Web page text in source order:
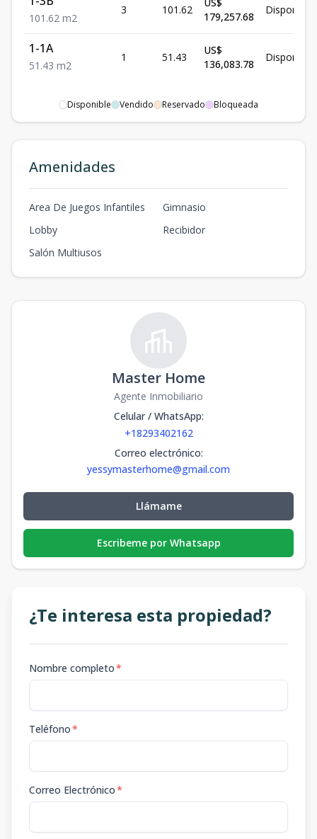
101.62 m2
3 101.62
179,257.68
Disponible
1-1A
51.43 m2
1 51.43
US$
136,083.78
Disponible
Disponible Vendido Reservado Bloqueada
Amenidades
Area De Juegos Infantiles
Gimnasio
Lobby
Recibidor
Salón Multiusos
Master Home
Agente Inmobiliario
Celular / WhatsApp:
+18293402162
Correo electrónico:
yessymasterhome@gmail.com
Llámame
Escribeme por Whatsapp
¿Te interesa esta propiedad?
Nombre completo*
Teléfono*
Correo Electrónico*